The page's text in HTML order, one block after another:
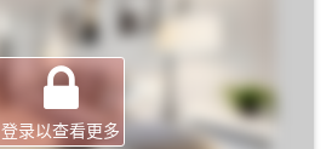
登录以查看更多